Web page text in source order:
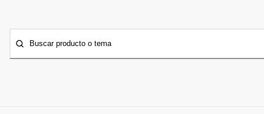
Buscar producto o tema